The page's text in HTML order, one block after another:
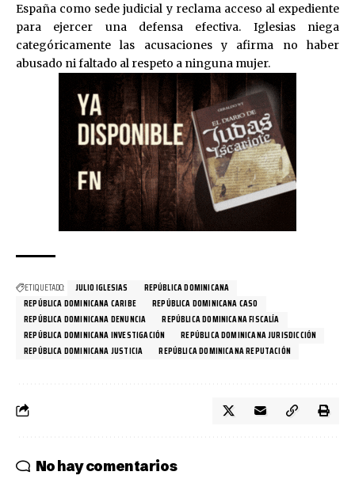
España como sede judicial y reclama acceso al expediente
para ejercer una defensa efectiva. Iglesias niega
categóricamente las acusaciones y afirma no haber
abusado ni faltado al respeto a ninguna mujer.
ETIQUETADO: JULIO IGLESIAS
REPÚBLICA DOMINICANA
REPÚBLICA DOMINICANA CARIBE
REPÚBLICA DOMINICANA CASO
REPÚBLICA DOMINICANA DENUNCIA
REPÚBLICA DOMINICANA FISCALÍA
REPÚBLICA DOMINICANA INVESTIGACIÓN
REPÚBLICA DOMINICANA JURISDICCIÓN
REPÚBLICA DOMINICANA JUSTICIA
REPÚBLICA DOMINICANA REPUTACIÓN
No hay comentarios